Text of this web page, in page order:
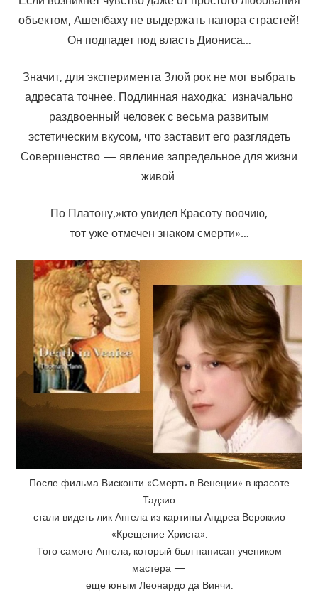
объектом, Ашенбаху не выдержать напора страстей!
Он подпадет под власть Диониса…
Значит, для эксперимента Злой рок не мог выбрать
адресата точнее. Подлинная находка: изначально
раздвоенный человек с весьма развитым
эстетическим вкусом, что заставит его разглядеть
Совершенство — явление запредельное для жизни
живой.
По Платону,»кто увидел Красоту воочию,
тот уже отмечен знаком смерти»…
После фильма Висконти «Смерть в Венеции» в красоте
Тадзио
стали видеть лик Ангела из картины Андреа Вероккио
«Крещение Христа».
Того самого Ангела, который был написан учеником
мастера —
еще юным Леонардо да Винчи.